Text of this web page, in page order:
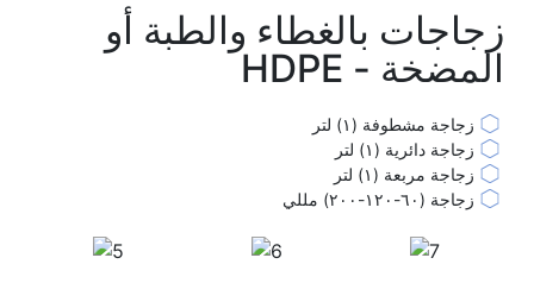
زجاجات بالغطاء والطبة أو
المضخة - HDPE
زجاجة مشطوفة (١) لتر
زجاجة دائرية (١) لتر
زجاجة مربعة (١) لتر
زجاجة (٦٠-١٢٠-٢٠٠) مللي